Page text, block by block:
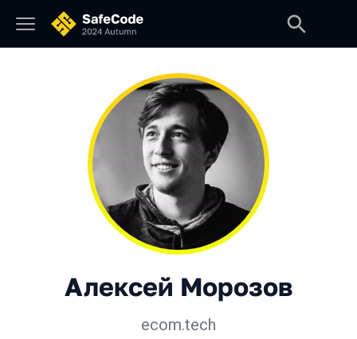
Алексей Морозов
ecom.tech